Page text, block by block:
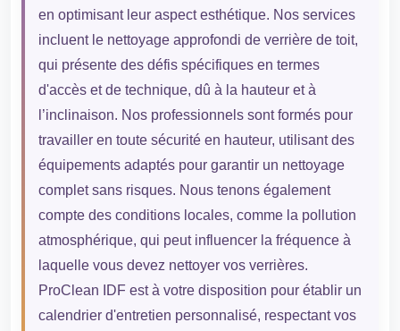
en optimisant leur aspect esthétique. Nos services
incluent le nettoyage approfondi de verrière de toit,
qui présente des défis spécifiques en termes
d'accès et de technique, dû à la hauteur et à
l’inclinaison. Nos professionnels sont formés pour
travailler en toute sécurité en hauteur, utilisant des
équipements adaptés pour garantir un nettoyage
complet sans risques. Nous tenons également
compte des conditions locales, comme la pollution
atmosphérique, qui peut influencer la fréquence à
laquelle vous devez nettoyer vos verrières.
ProClean IDF est à votre disposition pour établir un
calendrier d'entretien personnalisé, respectant vos